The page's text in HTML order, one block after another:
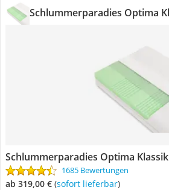
Schlummerparadies Optima
Schlummerparadies Optima Klassik
1685 Bewertungen
ab 319,00 € ( Sofort lieferbar)